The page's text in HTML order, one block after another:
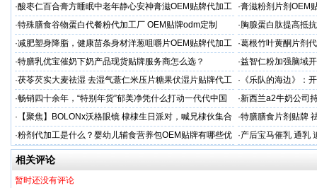
家
·酸枣仁百合膏方睡眠中老年静心安神膏滋OEM贴牌代加工
厂
·膏滋粉剂片剂OEM
·特殊膳食谷物蛋白代餐粉代加工厂 OEM贴牌odm定制 · 胸腺蛋白肽提高抵
服务商
·减肥塑身降脂，健康苗条身材洋葱咀嚼片OEM贴牌代加工
服务商
·葛根竹叶黄酮片剂
专业
·特膳乳优宝催奶下奶产品现货贴牌服务商怎么选？ ·益智仁粉加强脑域
·茯苓芡实大麦祛湿 去湿气薏仁米压片糖果伏湿片贴牌代工 · 《乐队的海边》：
穿越丛林
·畅销四十余年，“特别年货”郁美净凭什么打动一代代中国
妈妈？
·新西兰a2牛奶公司
· 【聚焦】BOLONx沃格眼镜 棣棣生日派对，喊兄棣伙集合
啦！
·特膳膳食片剂贴牌
考察
·粉剂代加工是什么？婴幼儿辅食营养包OEM贴牌有哪些优
势？
·产后宝马催乳 通乳
相关评论
暂时还没有评论